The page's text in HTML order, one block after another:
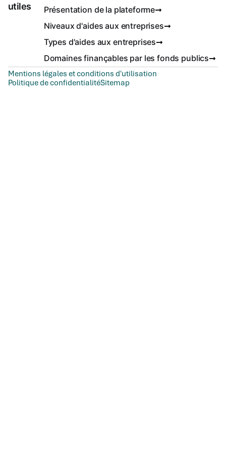
utiles
Présentation de la plateforme
Niveaux d'aides aux entreprises
Types d'aides aux entreprises
Domaines finançables par les fonds publics
Mentions légales et conditions d'utilisation
Politique de confidentialitéSitemap